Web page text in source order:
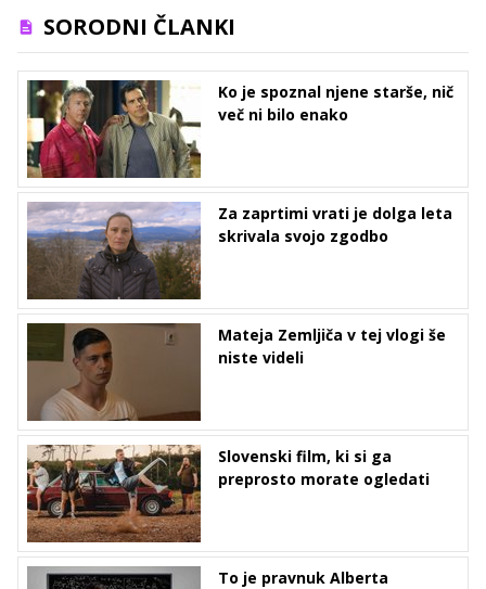
SORODNI ČLANKI
Ko je spoznal njene starše, nič
več ni bilo enako
Za zaprtimi vrati je dolga leta
skrivala svojo zgodbo
Mateja Zemljiča v tej vlogi še
niste videli
Slovenski film, ki si ga
preprosto morate ogledati
To je pravnuk Alberta